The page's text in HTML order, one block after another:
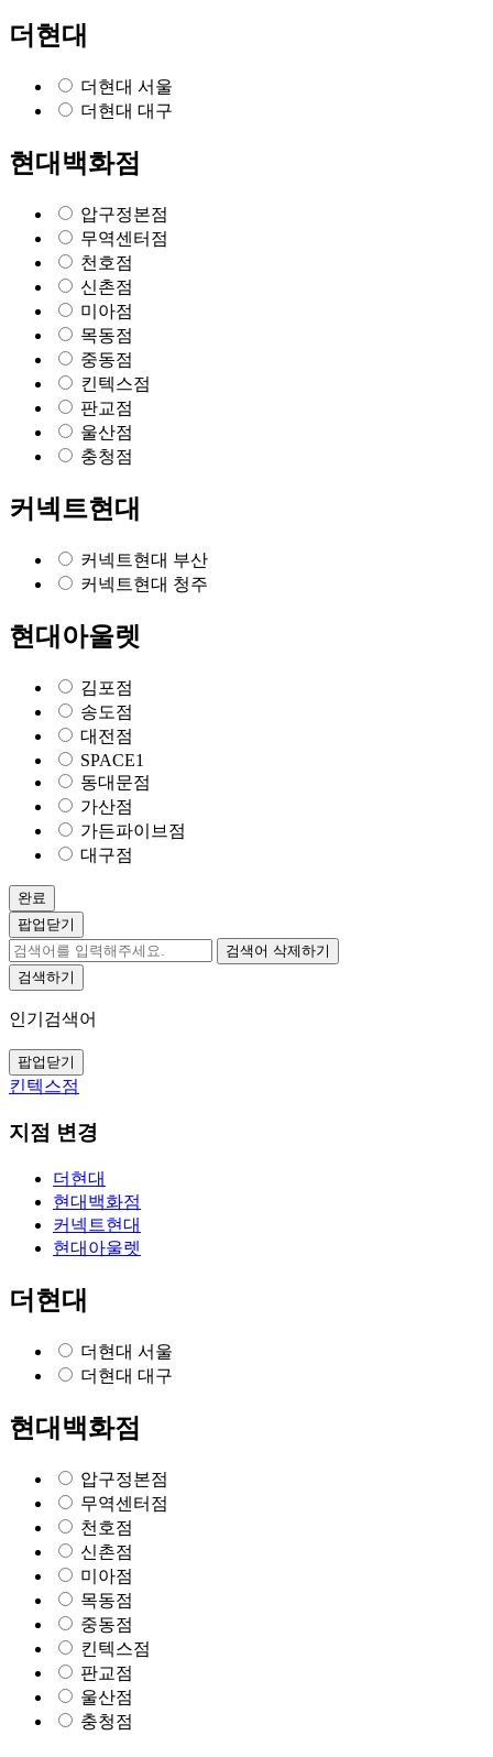
더현대
더현대 서울
더현대 대구
현대백화점
압구정본점
무역센터점
천호점
신촌점
미아점
목동점
중동점
킨텍스점
판교점
울산점
충청점
커넥트현대
커넥트현대 부산
커넥트현대 청주
현대아울렛
김포점
송도점
대전점
SPACE1
동대문점
가산점
가든파이브점
대구점
완료
팝업닫기
검색어 삭제하기
검색하기
인기검색어
팝업닫기
킨텍스점
지점 변경
더현대
현대백화점
커넥트현대
현대아울렛
더현대
더현대 서울
더현대 대구
현대백화점
압구정본점
무역센터점
천호점
신촌점
미아점
목동점
중동점
킨텍스점
판교점
울산점
충청점